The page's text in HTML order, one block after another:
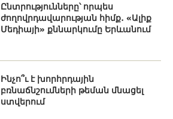
Ընտրությունները՝ որպես
ժողովրդավարության հիմք․ «Ալիք
Մեդիայի» քննարկումը Երևանում
Ինչո՞ւ է խորհրդային
բռնաճնշումների թեման մնացել
ստվերում